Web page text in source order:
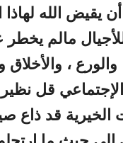
يقيض الله
مالم يخطر
، والأخلاق
الإجتماعي قل
قد ذاع